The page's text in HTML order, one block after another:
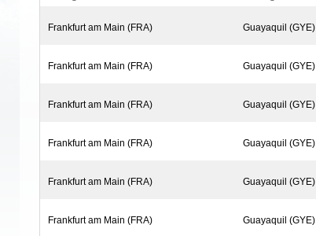
Frankfurt am Main (FRA) Guayaquil (GYE)
Frankfurt am Main (FRA) Guayaquil (GYE)
Frankfurt am Main (FRA) Guayaquil (GYE)
Frankfurt am Main (FRA) Guayaquil (GYE)
Frankfurt am Main (FRA) Guayaquil (GYE)
Frankfurt am Main (FRA) Guayaquil (GYE)